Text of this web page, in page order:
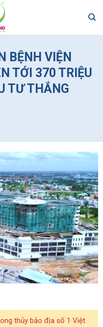
BỆNH VIỆN
TỚI 370 TRIỆU
TƯ THẮNG
thủy bảo địa số 1 Việt